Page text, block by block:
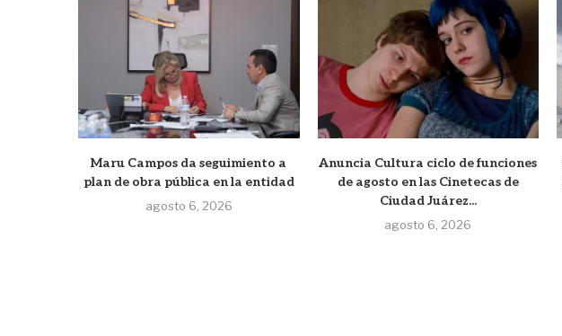
Maru Campos da seguimiento a
plan de obra pública en la entidad
agosto 6, 2026
Anuncia Cultura ciclo de funciones
de agosto en las Cinetecas de
Ciudad Juárez...
agosto 6, 2026